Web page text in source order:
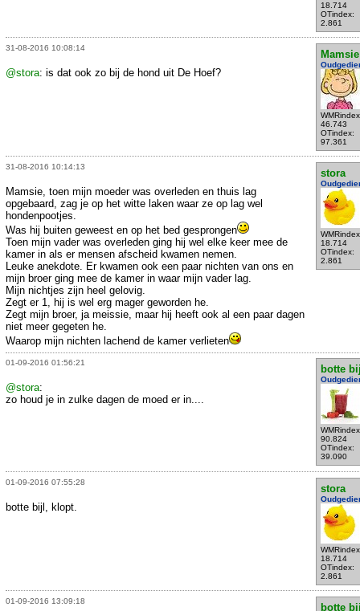
18.714
OTindex:
2.861
31-08-2016 10:08:14
Mamsie
46.743
OTindex:
97.361
@stora: is dat ook zo bij de hond uit De Hoef?
31-08-2016 10:14:13
stora
18.714
OTindex:
2.861
Mamsie, toen mijn moeder was overleden en thuis lag
opgebaard, zag je op het witte laken waar ze op lag wel
hondenpootjes.
Was hij buiten geweest en op het bed gesprongen
Toen mijn vader was overleden ging hij wel elke keer mee de
kamer in als er mensen afscheid kwamen nemen.
Leuke anekdote. Er kwamen ook een paar nichten van ons en
mijn broer ging mee de kamer in waar mijn vader lag.
Mijn nichtjes zijn heel gelovig.
Zegt er 1, hij is wel erg mager geworden he.
Zegt mijn broer, ja meissie, maar hij heeft ook al een paar dagen
niet meer gegeten he.
Waarop mijn nichten lachend de kamer verlieten
01-09-2016 01:56:21
botte
90.824
OTindex:
39.090
@stora:
zo houd je in zulke dagen de moed er in....
01-09-2016 07:55:28
stora
18.714
OTindex:
2.861
botte bijl, klopt.
01-09-2016 13:09:18
botte